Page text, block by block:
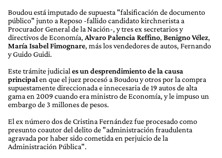
Boudou está imputado de supuesta "falsificación de documento
público" junto a Reposo -fallido candidato kirchnerista a
Procurador General de la Nación-, y tres ex secretarios y
directivos de Economía, Alvaro Palencia Reffino, Benigno Vélez,
María Isabel Fimognare, más los vendedores de autos, Fernando
y Guido Guidi.
Este trámite judicial es un desprendimiento de la causa
principalen que el juez procesó a Boudou y otros por la compra
supuestamente direccionada e innecesaria de 19 autos de alta
gama en 2009 cuando era ministro de Economía, y le impuso un
embargo de 3 millones de pesos.
El ex número dos de Cristina Fernández fue procesado como
presunto coautor del delito de "administración fraudulenta
agravada por haber sido cometida en perjuicio de la
Administración Pública".